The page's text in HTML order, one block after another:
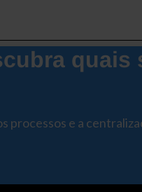
quais
processos e a